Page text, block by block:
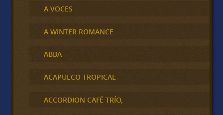
A VOCES
A WINTER ROMANCE
ABBA
ACAPULCO TROPICAL
ACCORDION CAFÉ TRÍO,